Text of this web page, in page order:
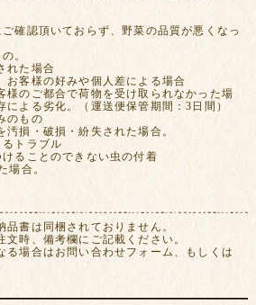
確認頂いておらず、野菜の品質が悪くなっ
。
れた場合
お客様の好みや個人差による場合
様のご都合で荷物を受け取られなかった場
よる劣化。（運送便保管期間：3日間）
のもの
汚損・破損・紛失された場合。
トラブル
ることのできない虫の付着
場合。
書は同梱されておりません。
時、備考欄にご記載ください。
る場合はお問い合わせフォーム、もしくは